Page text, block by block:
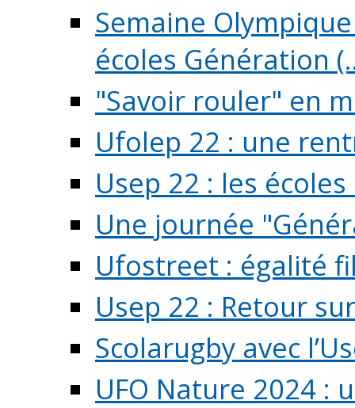
Semaine
écoles Génération
"Savoir rouler" en
Ufolep 22 : une
Usep 22 : les
Une journée
Ufostreet : égalité
Usep 22 : Retour
Scolarugby avec
UFO Nature 2024 :